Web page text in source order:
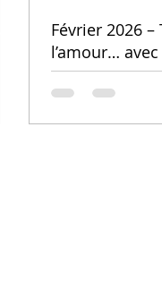
Février 2026 –
l’amour…